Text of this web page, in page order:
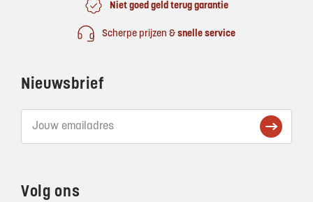
Niet goed geld terug garantie
Scherpe prijzen & snelle service
Nieuwsbrief
Volg ons